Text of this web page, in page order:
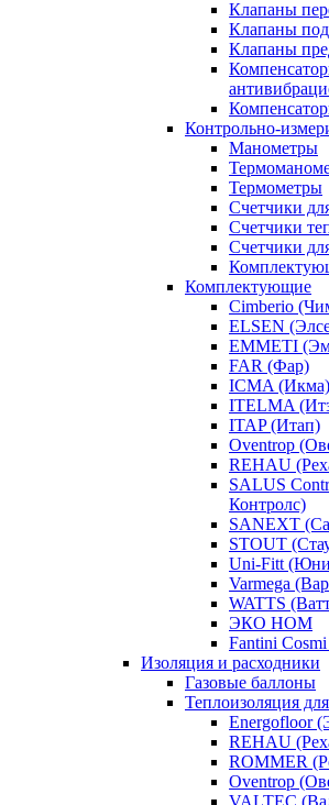
Клапаны
Клапаны
Клапаны
Контрольно-
Манометры
Термометры
Счетчики
Счетчики
Счетчики
Комплектующие
Cimberio
ELSEN
EMMETI
FAR (Фар)
ICMA (Икма)
ITELMA
ITAP (Итап)
Oventrop
REHAU
SALUS
Контролс)
SANEXT
STOUT
Uni-Fitt
Varmega
WATTS
ЭКО НОМ
Fantini
Изоляция и расходники
Газовые баллоны
Теплоизоляция
Energofloor
REHAU
ROMMER
Oventrop
VALTEC